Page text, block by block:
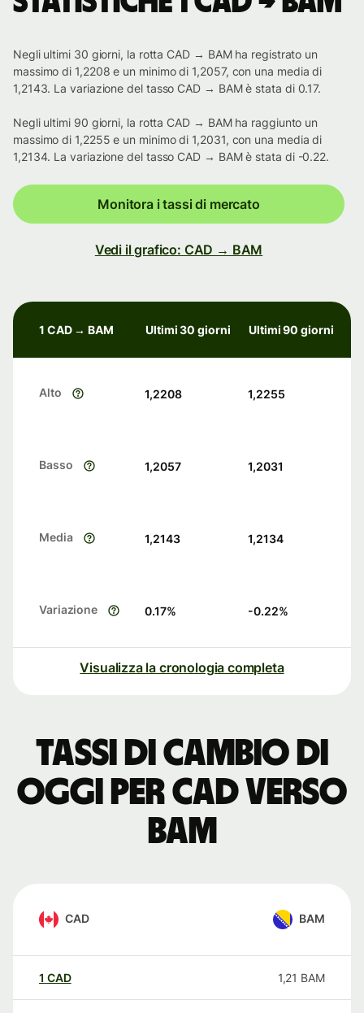
Negli ultimi 30 giorni, la rotta CAD → BAM ha registrato un
massimo di 1,2208 e un minimo di 1,2057, con una media di
1,2143. La variazione del tasso CAD → BAM è stata di 0.17.
Negli ultimi 90 giorni, la rotta CAD → BAM ha raggiunto un
massimo di 1,2255 e un minimo di 1,2031, con una media di
1,2134. La variazione del tasso CAD → BAM è stata di -0.22.
Monitora i tassi di mercato
Vedi il grafico: CAD → BAM
1 CAD → BAM Ultimi 30 giorni Ultimi 90 giorni
Alto 1,2208 1,2255
Basso 1,2057 1,2031
Media 1,2143 1,2134
Variazione 0.17% -0.22%
Visualizza la cronologia completa
Tassi di cambio di
oggi per CAD verso
BAM
CAD BAM
1 CAD 1,21 BAM